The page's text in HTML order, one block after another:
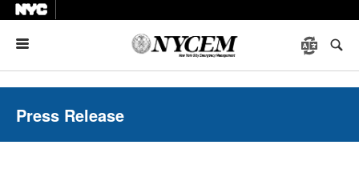
Press Release